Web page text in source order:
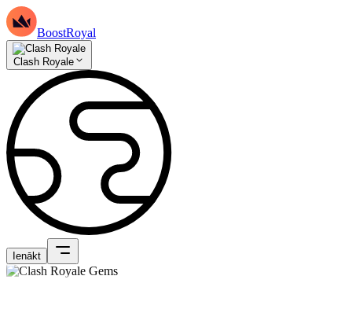
BoostRoyal
Clash Royale
Ienākt